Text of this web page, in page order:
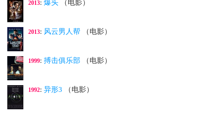
2013: 爆头 （电影）
2013: 风云男人帮 （电影）
1999: 搏击俱乐部 （电影）
1992: 异形3 （电影）